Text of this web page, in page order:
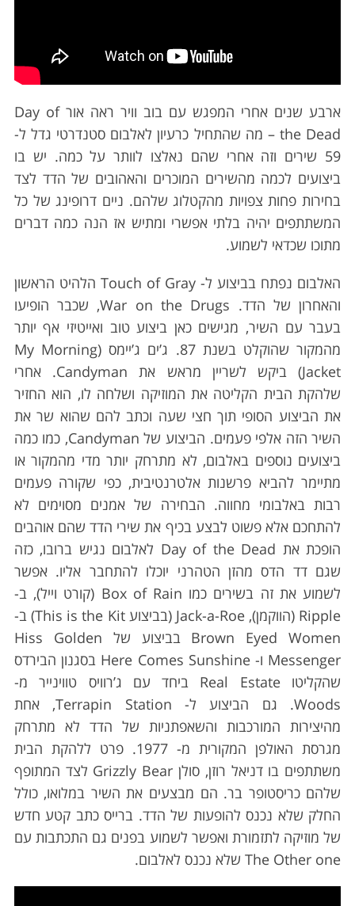
ארבע שנים אחרי המפגש עם בוב וויר ראה אור Day of
the Dead – מה שהתחיל כרעיון לאלבום סטנדרטי גדל ל-
59 שירים וזה אחרי שהם נאלצו לוותר על כמה. יש בו
ביצועים לכמה מהשירים המוכרים והאהובים של הדד לצד
בחירות פחות צפויות מהקטלוג שלהם. ניים דרופינג של כל
המשתתפים יהיה בלתי אפשרי ומתיש אז הנה כמה דברים
מתוכו שכדאי לשמוע.
האלבום נפתח בביצוע ל- Touch of Gray הלהיט הראשון
והאחרון של הדד. War on the Drugs, שכבר הופיעו
בעבר עם השיר, מגישים כאן ביצוע טוב ואייטיזי אף יותר
מהמקור שהוקלט בשנת 87. ג’ים ג’יימס (My Morning
Jacket) ביקש לשריין מראש את Candyman. אחרי
שלהקת הבית הקליטה את המוזיקה ושלחה לו, הוא החזיר
את הביצוע הסופי תוך חצי שעה וכתב להם שהוא שר את
השיר הזה אלפי פעמים. הביצוע של Candyman, כמו כמה
ביצועים נוספים באלבום, לא מתרחק יותר מדי מהמקור או
מתיימר להביא פרשנות אלטרנטיבית, כפי שקורה פעמים
רבות באלבומי מחווה. הבחירה של אמנים מסוימים לא
להתחכם אלא פשוט לבצע בכיף את שירי הדד שהם אוהבים
הופכת את Day of the Dead לאלבום נגיש ברובו, כזה
שגם דד הדס מהזן הטהרני יוכלו להתחבר אליו. אפשר
לשמוע את זה בשירים כמו Box of Rain (קורט וייל), ב-
Ripple (הווקמן), Jack-a-Roe (בביצוע This is the Kit) ב-
Brown Eyed Women בביצוע של Hiss Golden
Messenger ו- Here Comes Sunshine בסגנון הבירדס
שהקליטו Real Estate ביחד עם ג’רוויס טווינייר מ-
Woods. גם הביצוע ל- Terrapin Station, אחת
מהיצירות המורכבות והשאפתניות של הדד לא מתרחק
מגרסת האולפן המקורית מ- 1977. פרט ללהקת הבית
משתתפים בו דניאל רוזן, סולן Grizzly Bear לצד המתופף
שלהם כריסטופר בר. הם מבצעים את השיר במלואו, כולל
החלק שלא נכנס להופעות של הדד. ברייס כתב קטע חדש
של מוזיקה לתזמורת ואפשר לשמוע בפנים גם התכתבות עם
The Other one שלא נכנס לאלבום.
S
e
a
r
c
h
f
o
r
: